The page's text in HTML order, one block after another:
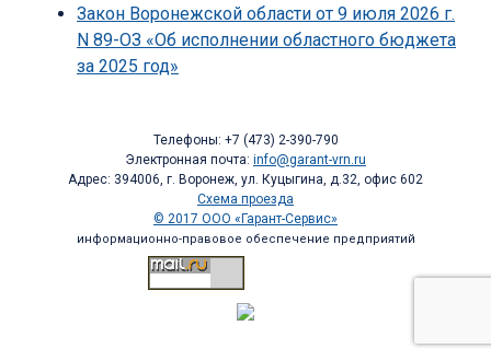
Закон Воронежской области от 9 июля 2026 г.
N 89-ОЗ «Об исполнении областного бюджета
за 2025 год»
Телефоны: +7 (473) 2-390-790
Электронная почта: info@garant-vrn.ru
Адрес: 394006, г. Воронеж, ул. Куцыгина, д.32, офис 602
Схема проезда
© 2017 ООО «Гарант-Сервис»
информационно-правовое обеспечение предприятий